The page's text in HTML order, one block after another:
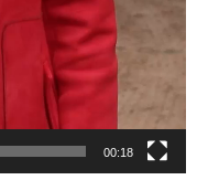
00:18